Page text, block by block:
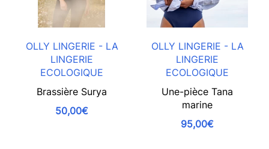
OLLY LINGERIE - LA
LINGERIE
ECOLOGIQUE
Brassière Surya
50,00€
OLLY LINGERIE - LA
LINGERIE
ECOLOGIQUE
Une-pièce Tana
marine
95,00€